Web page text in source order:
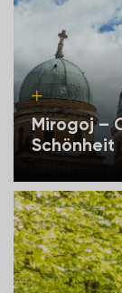
Mirogoj –
Schönheit